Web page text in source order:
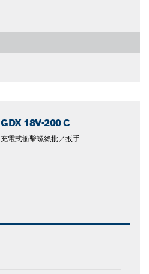
GDX 18V-200 C
充電式衝擊螺絲批／扳手